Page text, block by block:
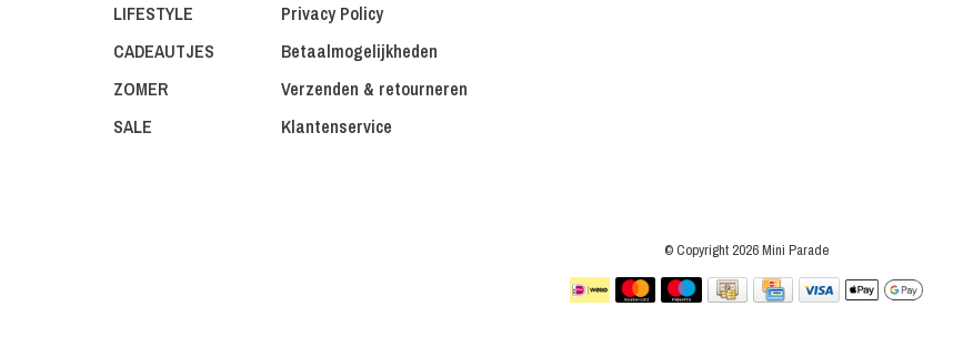
LIFESTYLE
CADEAUTJES
ZOMER
SALE
Privacy Policy
Betaalmogelijkheden
Verzenden & retourneren
Klantenservice
© Copyright 2026 Mini Parade